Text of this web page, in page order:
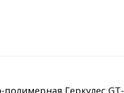
Геркулес GT-